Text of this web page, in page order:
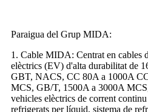
Paraigua del Grup MIDA:
1. Cable MIDA: Centrat en cables
elèctrics (EV) d'alta durabilitat de
GBT, NACS, CC 80A a 1000A
MCS, GB/T, 1500A a 3000A
vehicles elèctrics de corrent
refrigerats per líquid, sistema de